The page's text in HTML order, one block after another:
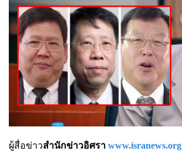
ผู้สื่อข่าวสำนักข่าวอิศรา www.isranews.org